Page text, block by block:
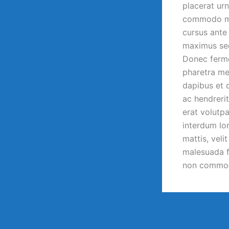
placerat
commodo
cursus
maximus
Donec
pharetra
dapibus et
ac
erat
interdum
mattis,
malesuada
non